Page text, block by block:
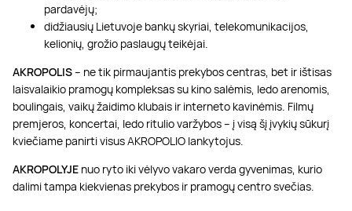
pardavėjų;
didžiausių Lietuvoje bankų skyriai, telekomunikacijos,
kelionių, grožio paslaugų teikėjai.
AKROPOLIS– ne tik pirmaujantis prekybos centras, bet ir ištisas
laisvalaikio pramogų kompleksas su kino salėmis, ledo arenomis,
boulingais, vaikų žaidimo klubais ir interneto kavinėmis. Filmų
premjeros, koncertai, ledo ritulio varžybos – į visą šį įvykių sūkurį
kviečiame panirti visus AKROPOLIO lankytojus.
AKROPOLYJE nuo ryto iki vėlyvo vakaro verda gyvenimas, kurio
dalimi tampa kiekvienas prekybos ir pramogų centro svečias.